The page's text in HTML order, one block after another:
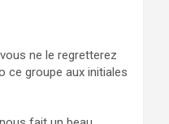
ne le regretterez
ce groupe aux initiales